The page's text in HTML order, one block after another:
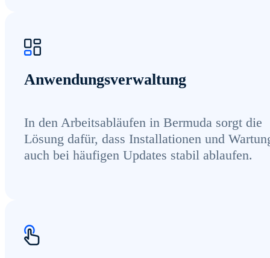
Anwendungsverwaltung
In den Arbeitsabläufen in Bermuda sorgt die
Lösung dafür, dass Installationen und
auch bei häufigen Updates stabil ablaufen.